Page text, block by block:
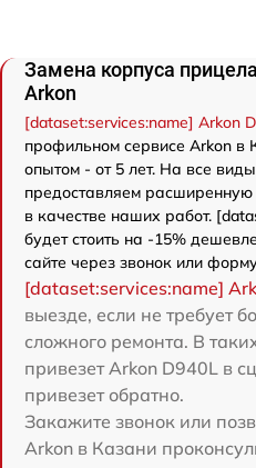
Замена корпуса
Arkon
[dataset:services:name] Arkon
профильном сервисе Arkon в
опытом - от 5 лет. На все
предоставляем
в качестве наших работ.
будет стоить на -15%
сайте через звонок или
[dataset:services:name]
выезде, если не требует
сложного ремонта. В
привезет Arkon D940L в
привезет обратно.
Закажите звонок или
Arkon в Казани